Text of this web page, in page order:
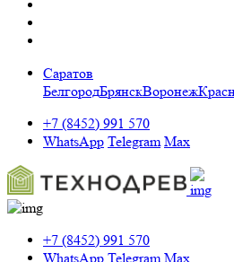
Саратов
БелгородБрянскВоронеж
+7 (8452) 991 570
WhatsApp Telegram Max
+7 (8452) 991 570
WhatsApp Telegram Max